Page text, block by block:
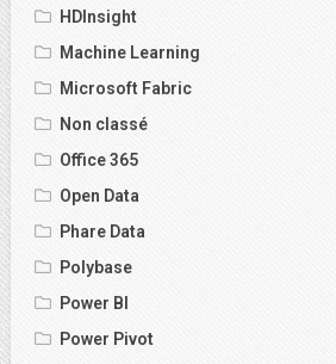
HDInsight
Machine Learning
Microsoft Fabric
Non classé
Office 365
Open Data
Phare Data
Polybase
Power BI
Power Pivot